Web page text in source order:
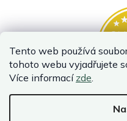
Tento web používá
tohoto webu vyjadřujete
Více informací zde.